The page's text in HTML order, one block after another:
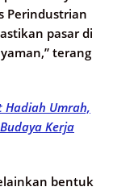
Perindustrian
pasar di
terang
Hadiah Umrah,
Kerja
bentuk